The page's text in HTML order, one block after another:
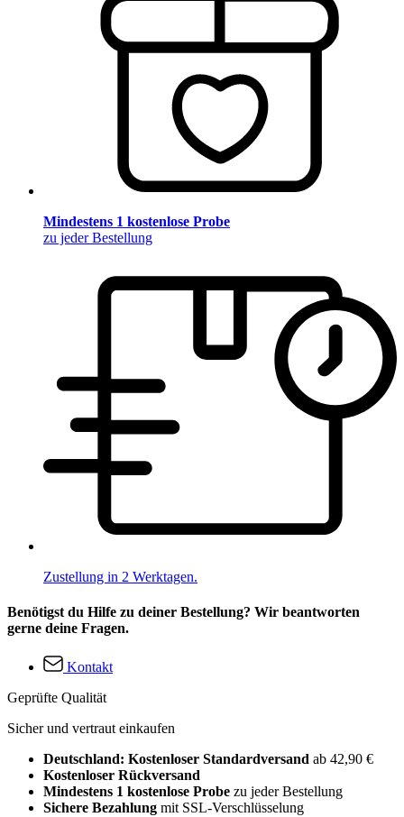
Mindestens 1 kostenlose Probe
zu jeder Bestellung
Zustellung in 2 Werktagen.
Benötigst du Hilfe zu deiner Bestellung? Wir beantworten
gerne deine Fragen.
Kontakt
Geprüfte Qualität
Sicher und vertraut einkaufen
Deutschland: Kostenloser Standardversand ab 42,90 €
Kostenloser Rückversand
Mindestens 1 kostenlose Probe zu jeder Bestellung
Sichere Bezahlung mit SSL-Verschlüsselung